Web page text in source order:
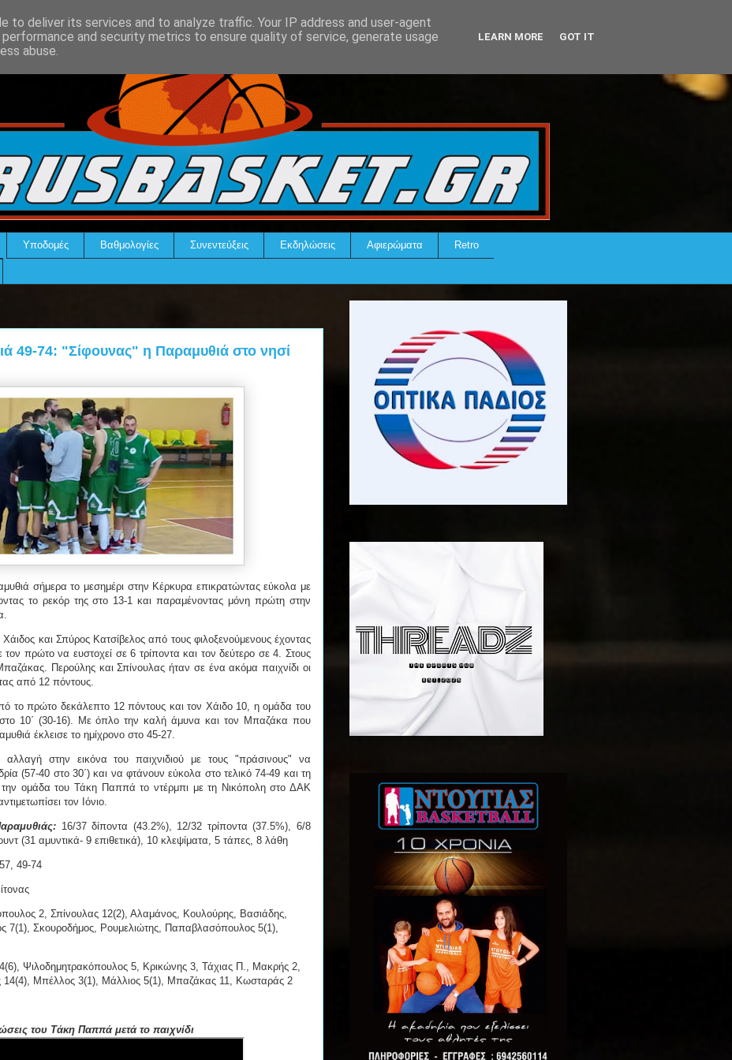
Υποδομές Βαθμολογίες Συνεντεύξεις Εκδηλώσεις Αφιερώματα Retro
49-74: "Σίφουνας" η Παραμυθιά στο νησί
σήμερα το μεσημέρι στην Κέρκυρα επικρατώντας εύκολα με
το ρεκόρ της στο 13-1 και παραμένοντας μόνη πρώτη στην
και Σπύρος Κατσίβελος από τους φιλοξενούμενους έχοντας
τον πρώτο να ευστοχεί σε 6 τρίποντα και τον δεύτερο σε 4. Στους
Περούλης και Σπίνουλας ήταν σε ένα ακόμα παιχνίδι οι
από 12 πόντους.
το πρώτο δεκάλεπτο 12 πόντους και τον Χάιδο 10, η ομάδα του
10΄ (30-16). Με όπλο την καλή άμυνα και τον Μπαζάκα που
έκλεισε το ημίχρονο στο 45-27.
στην εικόνα του παιχνιδιού με τους "πράσινους" να
(57-40 στο 30΄) και να φτάνουν εύκολα στο τελικό 74-49 και τη
την ομάδα του Τάκη Παππά το ντέρμπι με τη Νικόπολη στο ΔΑΚ
τον Ιόνιο.
16/37 δίποντα (43.2%), 12/32 τρίποντα (37.5%), 6/8
(31 αμυντικά- 9 επιθετικά), 10 κλεψίματα, 5 τάπες, 8 λάθη
49-74
2, Σπίνουλας 12(2), Αλαμάνος, Κουλούρης, Βασιάδης,
7(1), Σκουροδήμος, Ρουμελιώτης, Παπαβλασόπουλος 5(1),
Ψιλοδημητρακόπουλος 5, Κρικώνης 3, Τάχιας Π., Μακρής 2,
14(4), Μπέλλος 3(1), Μάλλιος 5(1), Μπαζάκας 11, Κωσταράς 2
του Τάκη Παππά μετά το παιχνίδι
to deliver its services and to analyze traffic. Your IP address and user-agent
and security metrics to ensure quality of service, generate usage
abuse.
LEARN MORE GOT IT